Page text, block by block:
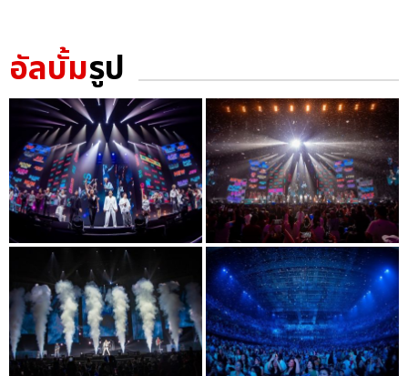
อัลบั้มรูป